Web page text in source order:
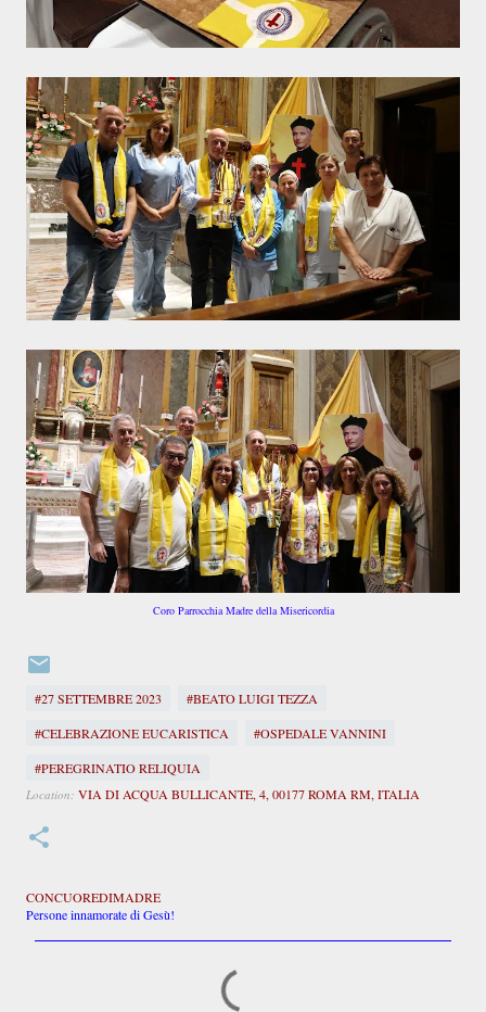
Coro Parrocchia Madre della Misericordia
#27 SETTEMBRE 2023
#BEATO LUIGI TEZZA
#CELEBRAZIONE EUCARISTICA
#OSPEDALE VANNINI
#PEREGRINATIO RELIQUIA
Location: VIA DI ACQUA BULLICANTE, 4, 00177 ROMA RM, ITALIA
CONCUOREDIMADRE
Persone innamorate di Gesù!